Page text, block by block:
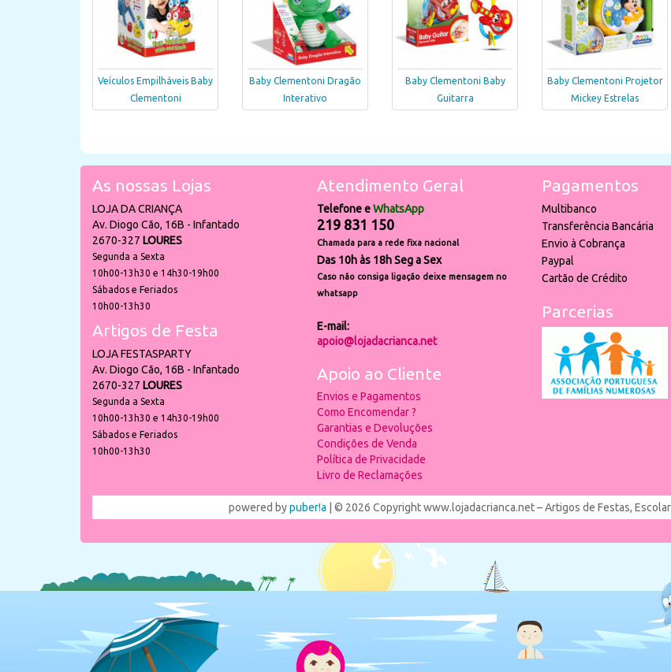
Veículos Empilháveis Baby
Clementoni
Baby Clementoni Dragão
Interativo
Baby Clementoni Baby
Guitarra
Baby Clementoni Projetor
Mickey Estrelas
As nossas Lojas
LOJA DA CRIANÇA
Av. Diogo Cão, 16B - Infantado
2670-327 LOURES
Segunda a Sexta
10h00-13h30 e 14h30-19h00
Sábados e Feriados
10h00-13h30
Artigos de Festa
LOJA FESTASPARTY
Av. Diogo Cão, 16B - Infantado
2670-327 LOURES
Segunda a Sexta
10h00-13h30 e 14h30-19h00
Sábados e Feriados
10h00-13h30
Atendimento Geral
Telefone eWhatsApp
219 831 150
Chamada para a rede fixa nacional
Das 10h às 18h Seg a Sex
Caso não consiga ligação deixe mensagem no
whatsapp
E-mail:
apoio@lojadacrianca.net
Apoio ao Cliente
Envios e Pagamentos
Como Encomendar ?
Garantias e Devoluções
Condições de Venda
Política de Privacidade
Livro de Reclamações
Pagamentos
Multibanco
Transferência Bancária
Envio à Cobrança
Paypal
Cartão de Crédito
Parcerias
powered bypuber!a | © 2026 Copyright www.lojadacrianca.net – Artigos de Festas,